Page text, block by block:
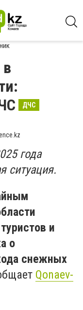
ДЧС
года
ситуация.
и
о
снежных
Qonaev-